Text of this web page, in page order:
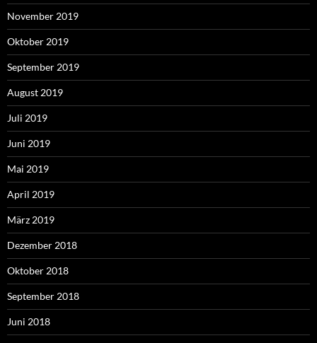
November 2019
Oktober 2019
September 2019
August 2019
Juli 2019
Juni 2019
Mai 2019
April 2019
März 2019
Dezember 2018
Oktober 2018
September 2018
Juni 2018